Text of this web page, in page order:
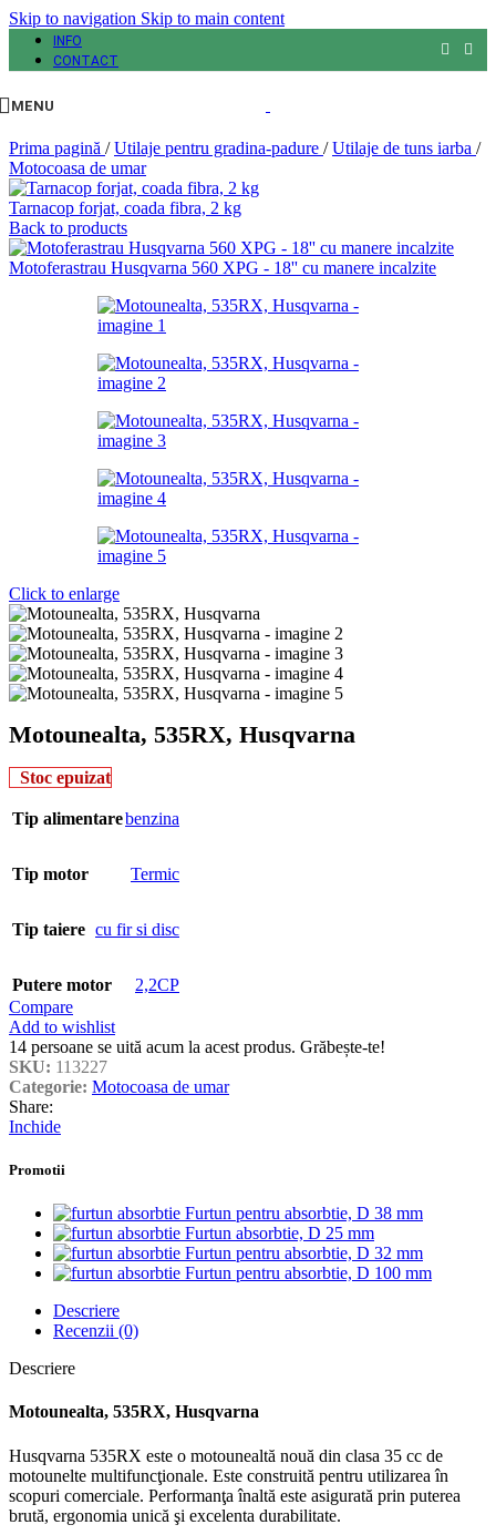
Skip to navigation Skip to main content
INFO
CONTACT
MENU
Prima pagină / Utilaje pentru gradina-padure / Utilaje de tuns iarba /
Motocoasa de umar
Tarnacop forjat, coada fibra, 2 kg
Back to products
Motoferastrau Husqvarna 560 XPG - 18'' cu manere incalzite
Click to enlarge
Motounealta, 535RX, Husqvarna
Stoc epuizat
Tip alimentarebenzina
Tip motor Termic
Tip taiere cu fir si disc
Putere motor
2,2CP
Compare
Add to wishlist
14 persoane se uită acum la acest produs. Grăbește-te!
SKU: 113227
Categorie: Motocoasa de umar
Share:
Inchide
Promotii
Furtun pentru absorbtie, D 38 mm
Furtun absorbtie, D 25 mm
Furtun pentru absorbtie, D 32 mm
Furtun pentru absorbtie, D 100 mm
Descriere
Recenzii (0)
Descriere
Motounealta, 535RX, Husqvarna
Husqvarna 535RX este o motounealtă nouă din clasa 35 cc de
motounelte multifuncţionale. Este construită pentru utilizarea în
scopuri comerciale. Performanţa înaltă este asigurată prin puterea
brută, ergonomia unică şi excelenta durabilitate.